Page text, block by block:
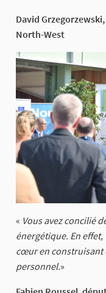
David
North-West
« Vous avez concilié
énergétique. En
cœur en construisant
personnel.»